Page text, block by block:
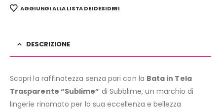
AGGIUNGI ALLA LISTA DEI DESIDERI
DESCRIZIONE
Scopri la raffinatezza senza pari con la Bata in Tela
Trasparente “Sublime” di Subblime, un marchio di
lingerie rinomato per la sua eccellenza e bellezza